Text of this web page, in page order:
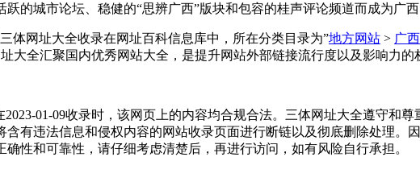
的城市论坛、稳健的“思辨广西”版块和包容的桂声评论频道而成为广
三体网址大全收录在网址百科信息库中，所在分类目录为”地方网站 > 广西
大全汇聚国内优秀网站大全，是提升网站外部链接流行度以及影响力
01-09收录时，该网页上的内容均合规合法。三体网址大全遵守和
有违法信息和侵权内容的网站收录页面进行断链以及彻底删除处理
性和可靠性，请仔细考虑清楚后，再进行访问，如有风险自行承担。